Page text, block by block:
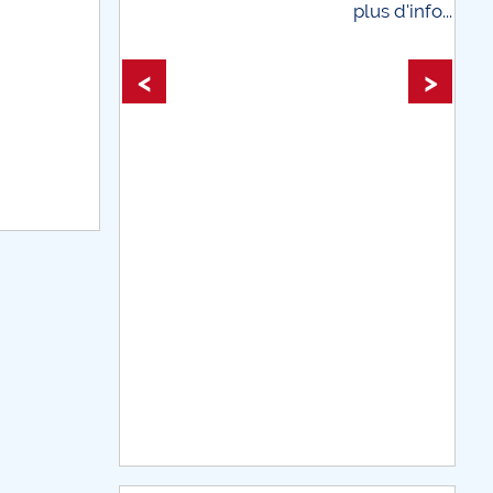
plus
< >